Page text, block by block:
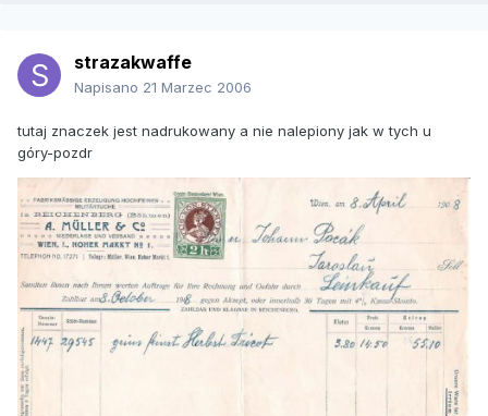
strazakwaffe
Napisano 21 Marzec 2006
tutaj znaczek jest nadrukowany a nie nalepiony jak w tych u
góry-pozdr